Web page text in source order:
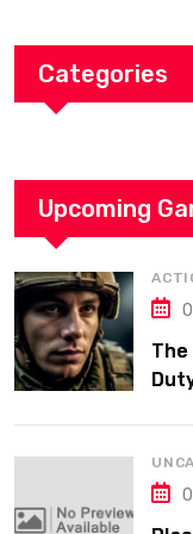
Categories
Upcoming
The